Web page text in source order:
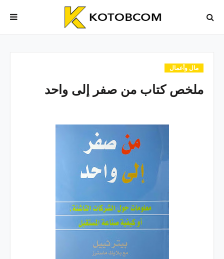
مال وأعمال
ملخص كتاب من صفر إلى واحد